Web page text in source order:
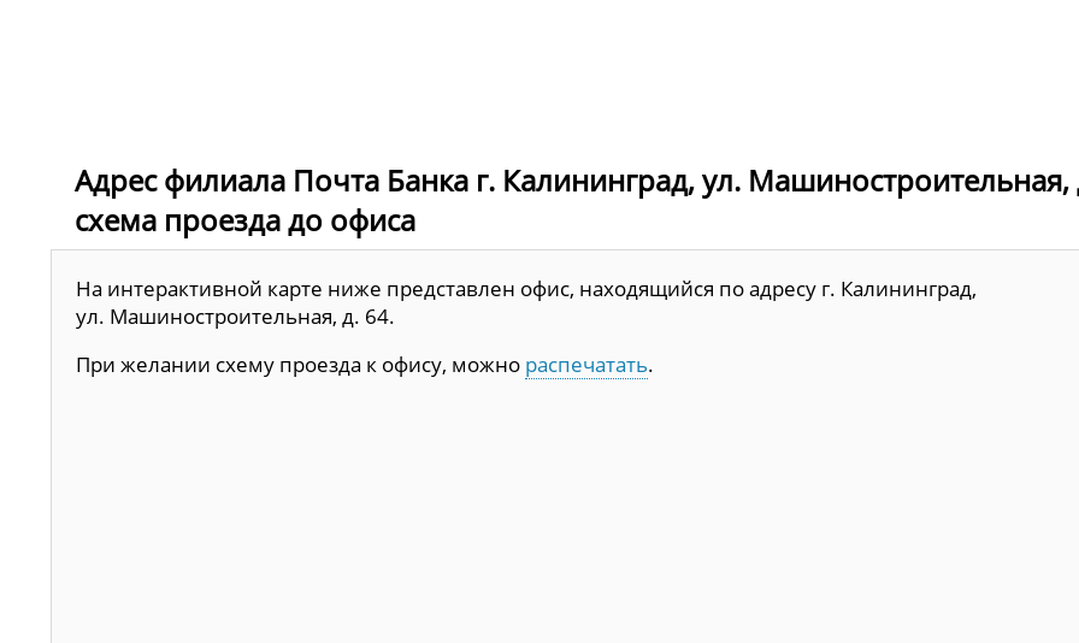
Адрес филиала Почта Банка г. Калининград, ул. Машиностроительная,
схема проезда до офиса
На интерактивной карте ниже представлен офис, находящийся по адресу г. Калининград,
ул. Машиностроительная, д. 64.
При желании схему проезда к офису, можно распечатать.